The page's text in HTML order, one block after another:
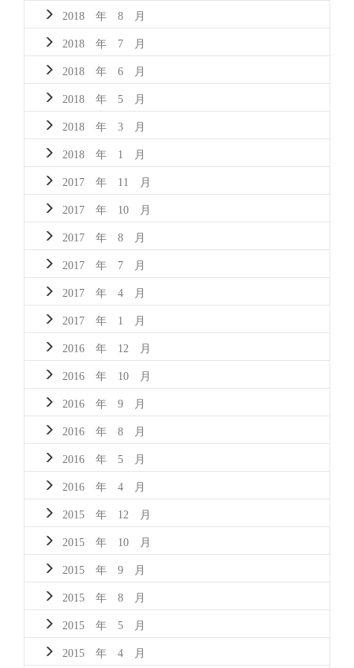
2018 年 8 月
2018 年 7 月
2018 年 6 月
2018 年 5 月
2018 年 3 月
2018 年 1 月
2017 年 11 月
2017 年 10 月
2017 年 8 月
2017 年 7 月
2017 年 4 月
2017 年 1 月
2016 年 12 月
2016 年 10 月
2016 年 9 月
2016 年 8 月
2016 年 5 月
2016 年 4 月
2015 年 12 月
2015 年 10 月
2015 年 9 月
2015 年 8 月
2015 年 5 月
2015 年 4 月